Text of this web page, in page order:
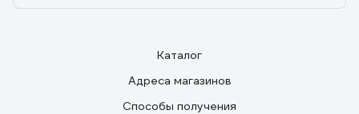
Каталог
Адреса магазинов
Способы получения